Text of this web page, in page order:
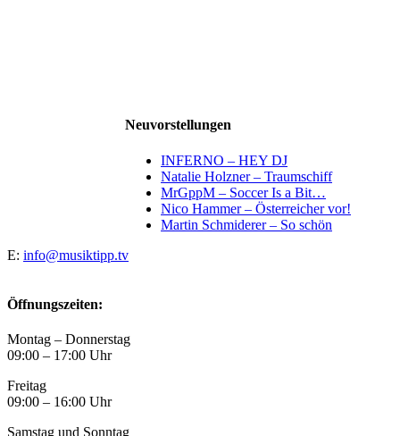
Neuvorstellungen
INFERNO – HEY DJ
Natalie Holzner – Traumschiff
MrGppM – Soccer Is a Bit…
Nico Hammer – Österreicher vor!
Martin Schmiderer – So schön
E: info@musiktipp.tv
Öffnungszeiten:
Montag – Donnerstag
09:00 – 17:00 Uhr
Freitag
09:00 – 16:00 Uhr
Samstag und Sonntag